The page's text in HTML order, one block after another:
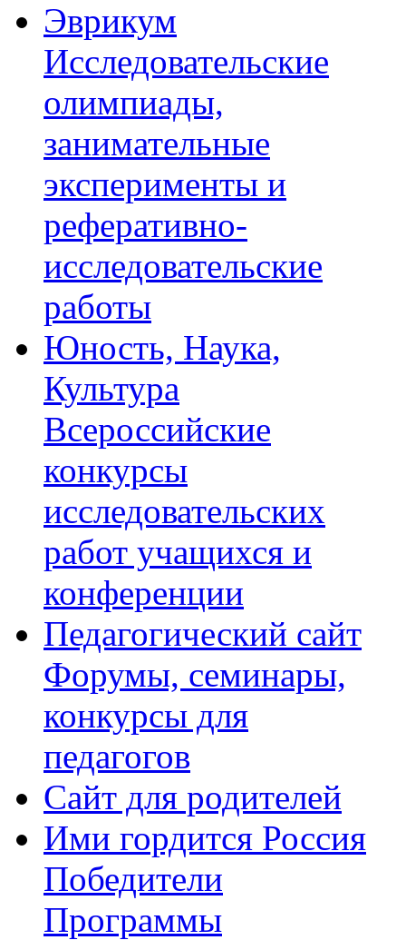
Эврикум
Исследовательские
олимпиады,
занимательные
эксперименты и
реферативно-
исследовательские
работы
Юность, Наука,
Культура
Всероссийские
конкурсы
исследовательских
работ учащихся и
конференции
Педагогический сайт
Форумы, семинары,
конкурсы для
педагогов
Сайт для родителей
Ими гордится Россия
Победители
Программы